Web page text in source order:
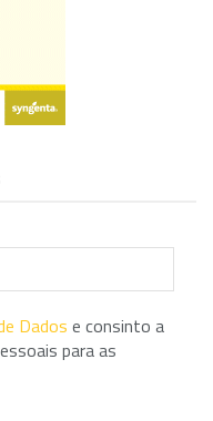
Dados e consinto a
para as